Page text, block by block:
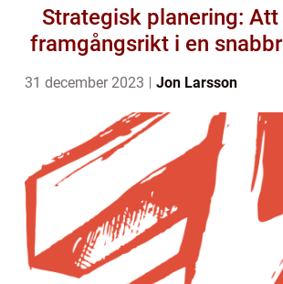
Strategisk planering: Att
framgångsrikt i en
31 december 2023 Jon Larsson